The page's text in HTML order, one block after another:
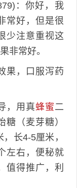
：你好，我
常好，但是很
少注意重视这
非常好。
果，口服泻药
，用真蜂蜜二
（麦芽糖）
长4-5厘米，
左右，便秘就
值得推广，利